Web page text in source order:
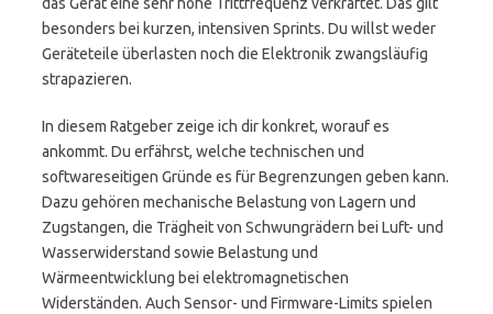
besonders bei kurzen, intensiven Sprints. Du willst weder
Geräteteile überlasten noch die Elektronik zwangsläufig
strapazieren.
In diesem Ratgeber zeige ich dir konkret, worauf es
ankommt. Du erfährst, welche technischen und
softwareseitigen Gründe es für Begrenzungen geben kann.
Dazu gehören mechanische Belastung von Lagern und
Zugstangen, die Trägheit von Schwungrädern bei Luft- und
Wasserwiderstand sowie Belastung und
Wärmeentwicklung bei elektromagnetischen
Widerständen. Auch Sensor- und Firmware-Limits spielen